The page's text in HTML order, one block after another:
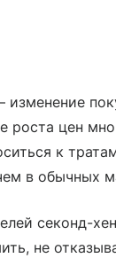
роста цен
к
в обычных
секонд-
не